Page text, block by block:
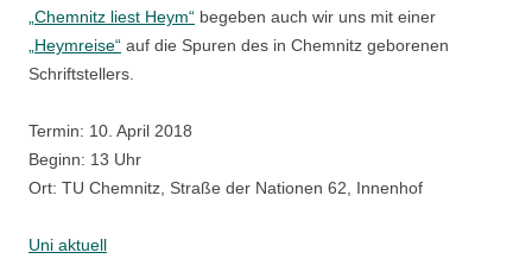
„Chemnitz liest Heym“ begeben auch wir uns mit einer
„Heymreise“ auf die Spuren des in Chemnitz geborenen
Schriftstellers.
Termin: 10. April 2018
Beginn: 13 Uhr
Ort: TU Chemnitz, Straße der Nationen 62, Innenhof
Uni aktuell